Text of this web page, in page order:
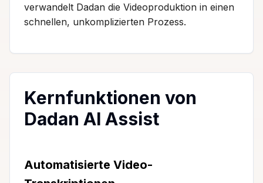
verwandelt Dadan die Videoproduktion in einen
schnellen, unkomplizierten Prozess.
Kernfunktionen von
Dadan AI Assist
Automatisierte Video-